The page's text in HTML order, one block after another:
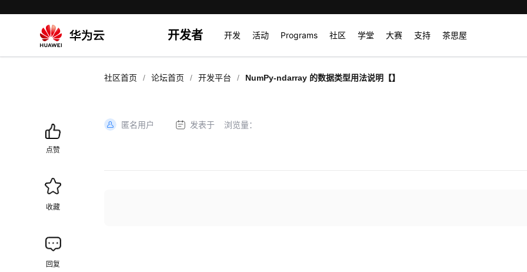
开发者 开发 活动 Programs 社区 学堂 大赛 支持 茶思屋
社区首页 / 论坛首页 / 开发平台 / NumPy-ndarray 的数据类型用法说明【】
点赞
收藏
回复
匿名用户 发表于 浏览量：